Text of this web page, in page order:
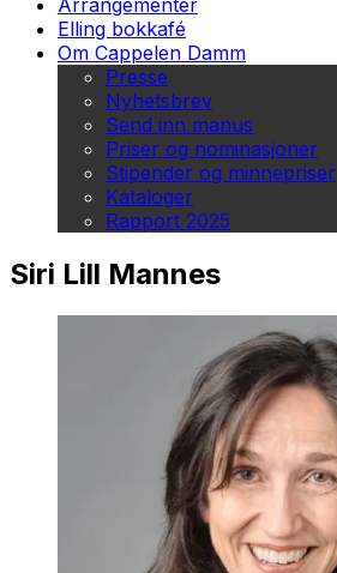
Arrangementer
Elling bokkafé
Om Cappelen Damm
Presse
Nyhetsbrev
Send inn manus
Priser og nominasjoner
Stipender og minnepriser
Kataloger
Rapport 2025
Siri Lill Mannes